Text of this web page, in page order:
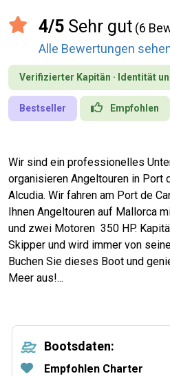
4/5 Sehr gut (6
Alle Bewertungen
Verifizierter Kapitän · Identität
Bestseller Empfohlen
Wir sind ein professionelles
organisieren Angeltouren in Port
Alcudia. Wir fahren am Port de
Ihnen Angeltouren auf Mallorca
und zwei Motoren 350 HP.
Skipper und wird immer von
Buchen Sie dieses Boot und
Meer aus!...
Bootsdaten:
Empfohlen Charter